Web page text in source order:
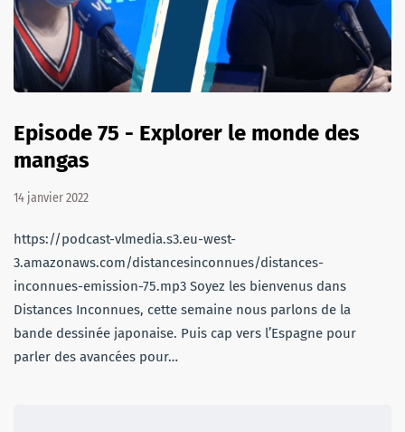
Episode 75 - Explorer le monde des
mangas
14 janvier 2022
https://podcast-vlmedia.s3.eu-west-
3.amazonaws.com/distancesinconnues/distances-
inconnues-emission-75.mp3 Soyez les bienvenus dans
Distances Inconnues, cette semaine nous parlons de la
bande dessinée japonaise. Puis cap vers l’Espagne pour
parler des avancées pour…